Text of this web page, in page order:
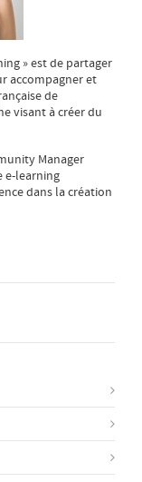
» est de partager
accompagner et
de
visant à créer du
Manager
e-learning
dans la création